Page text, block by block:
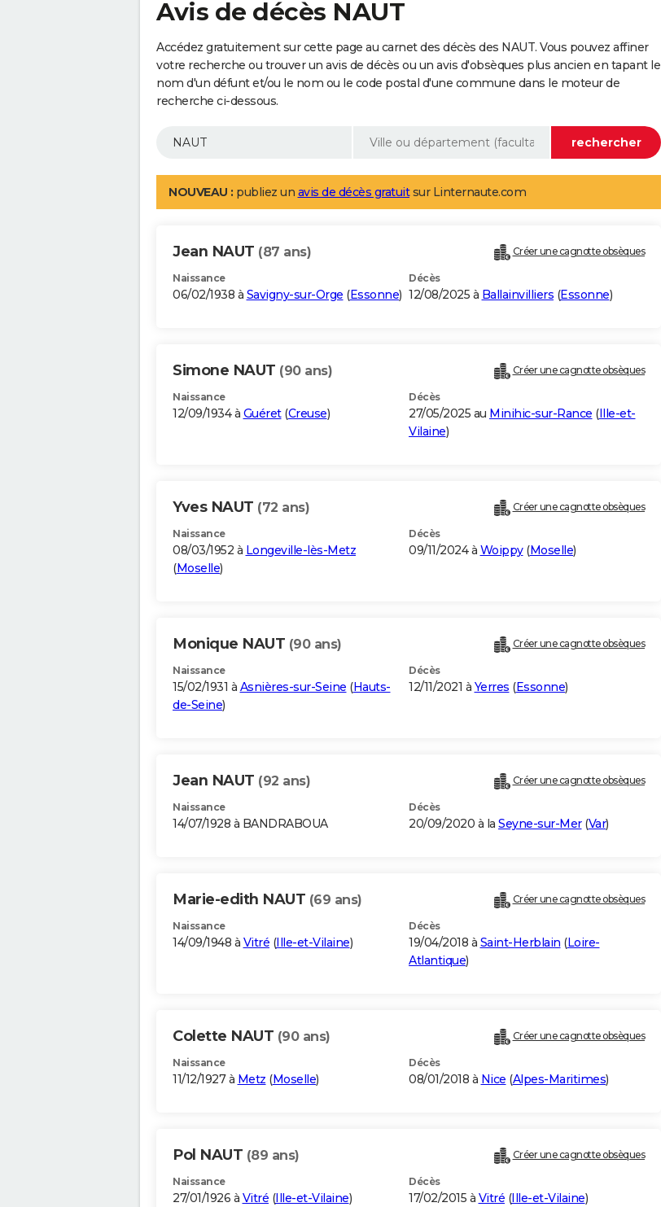
Avis de décès NAUT
Accédez gratuitement sur cette page au carnet des décès des NAUT. Vous pouvez affiner
votre recherche ou trouver un avis de décès ou un avis d'obsèques plus ancien en tapant le
nom d'un défunt et/ou le nom ou le code postal d'une commune dans le moteur de
recherche ci-dessous.
NOUVEAU : publiez un avis de décès gratuitsur Linternaute.com
Jean NAUT (87 ans) Créer une cagnotte obsèques
Naissance
06/02/1938 à Savigny-sur-Orge (Essonne)
Décès
12/08/2025 à Ballainvilliers (Essonne)
Simone NAUT (90 ans) Créer une cagnotte obsèques
Naissance
12/09/1934 à Guéret(Creuse)
Décès
27/05/2025 au Minihic-sur-Rance (Ille-et-
Vilaine)
Yves NAUT (72 ans) Créer une cagnotte obsèques
Naissance
08/03/1952 à Longeville-lès-Metz
(Moselle)
Décès
09/11/2024 à Woippy(Moselle)
Monique NAUT (90 ans) Créer une cagnotte obsèques
Naissance
15/02/1931 à Asnières-sur-Seine (Hauts-
de-Seine)
Décès
12/11/2021 à Yerres (Essonne)
Jean NAUT (92 ans) Créer une cagnotte obsèques
Naissance
14/07/1928 à BANDRABOUA
Décès
20/09/2020 à la Seyne-sur-Mer(Var)
Marie-edith NAUT (69 ans) Créer une cagnotte obsèques
Naissance
14/09/1948 à Vitré (Ille-et-Vilaine)
Décès
19/04/2018 à Saint-Herblain (Loire-
Atlantique)
Colette NAUT (90 ans) Créer une cagnotte obsèques
Naissance
11/12/1927 à Metz (Moselle)
Décès
08/01/2018 à Nice (Alpes-Maritimes)
Pol NAUT (89 ans) Créer une cagnotte obsèques
Naissance
27/01/1926 à Vitré (Ille-et-Vilaine)
Décès
17/02/2015 à Vitré (Ille-et-Vilaine)